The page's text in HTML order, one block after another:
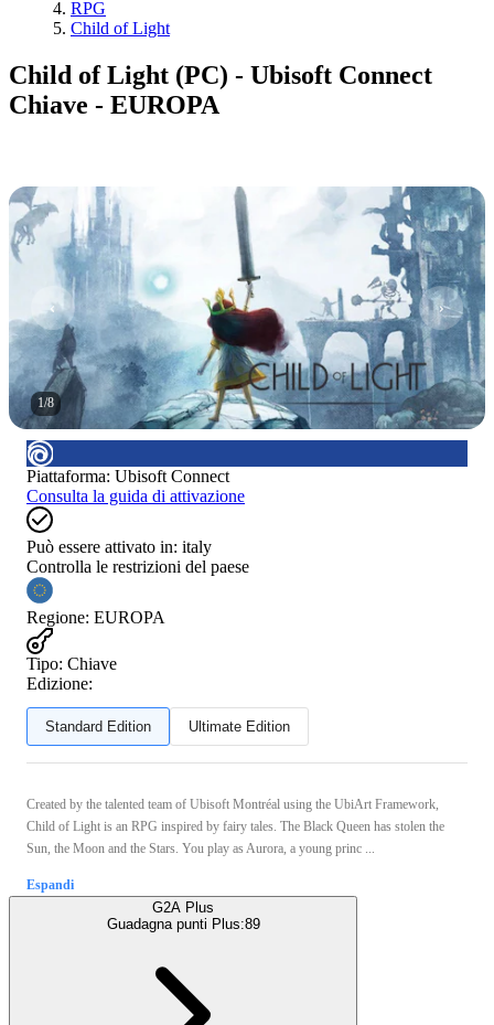
RPG
Child of Light
Child of Light (PC) - Ubisoft Connect
Chiave - EUROPA
1/8
Piattaforma: Ubisoft Connect
Consulta la guida di attivazione
Può essere attivato in: italy
Controlla le restrizioni del paese
Regione: EUROPA
Tipo: Chiave
Edizione:
Standard Edition Ultimate Edition
Created by the talented team of Ubisoft Montréal using the UbiArt Framework,
Child of Light is an RPG inspired by fairy tales. The Black Queen has stolen the
Sun, the Moon and the Stars. You play as Aurora, a young princ ...
Espandi
G2A Plus
Guadagna punti Plus:89